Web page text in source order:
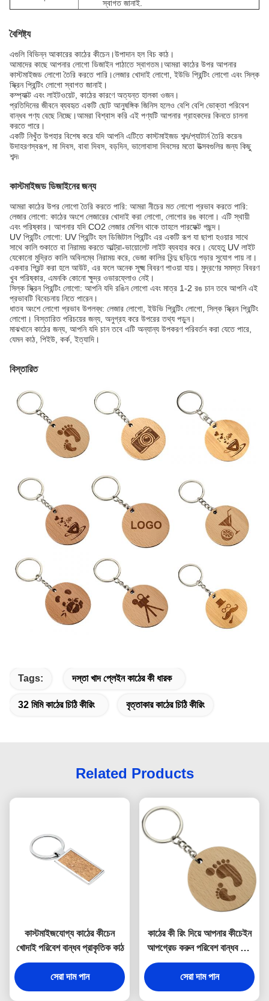
স্বাগত জানাই.
বৈশিষ্ট্য
এগুলি বিভিন্ন আকারের কাঠের কীচেন।উপাদান হল বিচ কাঠ।
আমাদের কাছে আপনার লোগো ডিজাইন পাঠাতে স্বাগতম।আমরা কাঠের উপর আপনার
কাস্টমাইজড লোগো তৈরি করতে পারি।লেজার খোদাই লোগো, ইউভি প্রিন্টিং লোগো এবং সিল্ক
স্ক্রিন প্রিন্টিং লোগো স্বাগত জানাই।
কম্প্যাক্ট এবং লাইটওয়েট, কাঠের কারণে অত্যন্ত হালকা ওজন।
প্রতিদিনের জীবনে ব্যবহৃত একটি ছোট আনুষঙ্গিক জিনিস হলেও বেশি বেশি ভোক্তা পরিবেশ
বান্ধব পণ্য বেছে নিচ্ছে।আমরা বিশ্বাস করি এই পণ্যটি আপনার গ্রাহকদের কিনতে চালনা
করতে পারে।
একটি নিখুঁত উপহার বিশেষ করে যদি আপনি এটিতে কাস্টমাইজড শব্দ/প্যাটার্ন তৈরি করেন৷
উদাহরণস্বরূপ, মা দিবস, বাবা দিবস, বড়দিন, ভালোবাসা দিবসের মতো উত্সবগুলির জন্য কিছু
শব্দ৷
কাস্টমাইজড ডিজাইনের জন্য
আমরা কাঠের উপর লোগো তৈরি করতে পারি: আমরা নীচের মত লোগো প্রভাব করতে পারি:
লেজার লোগো: কাঠের অংশে লেজারের খোদাই করা লোগো, লোগোর রঙ কালো। এটি স্থায়ী
এবং পরিষ্কার। আপনার যদি CO2 লেজার মেশিন থাকে তাহলে পারফেক্ট পছন্দ।
UV প্রিন্টিং লোগো: UV প্রিন্টিং হল ডিজিটাল প্রিন্টিং এর একটি রূপ যা ছাপা হওয়ার সাথে
সাথে কালি শুকাতে বা নিরাময় করতে আল্ট্রা-ভায়োলেট লাইট ব্যবহার করে। যেহেতু UV লাইট
যেকোনো মুদ্রিত কালি অবিলম্বে নিরাময় করে, ভেজা কালির বিন্দু ছড়িয়ে পড়ার সুযোগ পায় না।
একবার প্রিন্ট করা হলে আউট, এর ফলে অনেক সূক্ষ্ম বিবরণ পাওয়া যায়। মুদ্রণের সমস্ত বিবরণ
খুব পরিষ্কার, এমনকি কোনো ক্ষুদ্র ওভারফ্লোও নেই।
সিল্ক স্ক্রিন প্রিন্টিং লোগো: আপনি যদি রঙিন লোগো এবং মাত্র 1-2 রঙ চান তবে আপনি এই
প্রভাবটি বিবেচনায় নিতে পারেন।
ধাতব অংশে লোগো প্রভাব উপলব্ধ: লেজার লোগো, ইউভি প্রিন্টিং লোগো, সিল্ক স্ক্রিন প্রিন্টিং
লোগো। বিস্তারিত পরিচয়ের জন্য, অনুগ্রহ করে উপরের তথ্য পড়ুন।
মাঝখানে কাঠের জন্য, আপনি যদি চান তবে এটি অন্যান্য উপকরণ পরিবর্তন করা যেতে পারে,
যেমন কাঠ, পিইউ, কর্ক, ইত্যাদি।
বিস্তারিত
Tags: দস্তা খাদ প্লেইন কাঠের কী ধারক
32 মিমি কাঠের চিঠি কীরিং বৃত্তাকার কাঠের চিঠি কীরিং
Related Products
কাস্টমাইজযোগ্য কাঠের কীচেন
খোদাই পরিবেশ বান্ধব প্রাকৃতিক কাঠ
সেরা দাম পান
কাঠের কী রিং দিয়ে আপনার কীচেইন
আপগ্রেড করুন পরিবেশ বান্ধব এবং
প্রাকৃতিক
সেরা দাম পান